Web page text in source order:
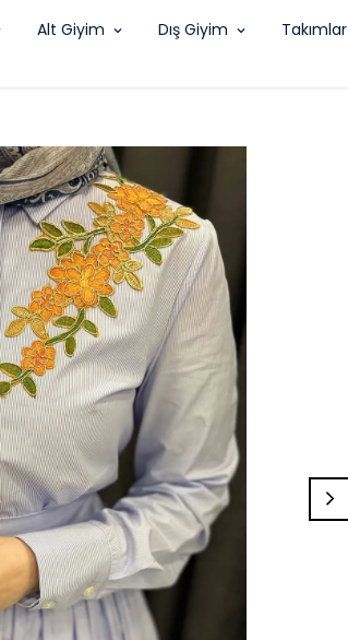
Alt Giyim Dış Giyim Takımlar